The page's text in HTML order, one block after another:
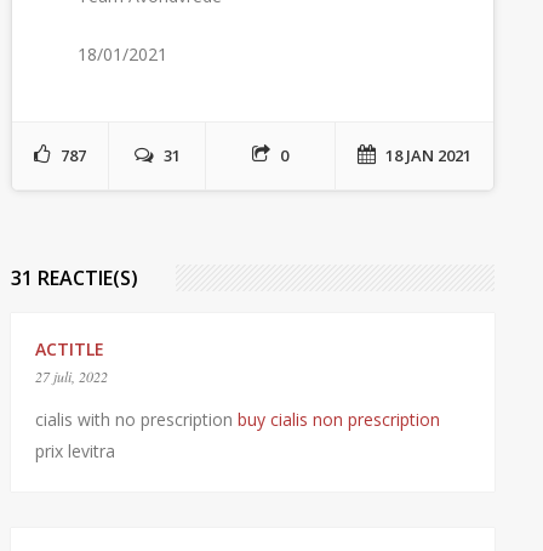
18/01/2021
787 31 0 18 JAN 2021
31 REACTIE(S)
ACTITLE
27 juli, 2022
cialis with no prescription buy cialis non prescription
prix levitra